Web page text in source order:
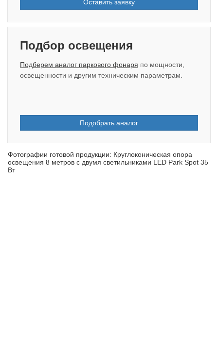
Оставить заявку
Подбор освещения
Подберем аналог паркового фонаря по мощности,
освещенности и другим техническим параметрам.
Подобрать аналог
Фотографии готовой продукции: Круглоконическая опора
освещения 8 метров с двумя светильниками LED Park Spot 35
Вт